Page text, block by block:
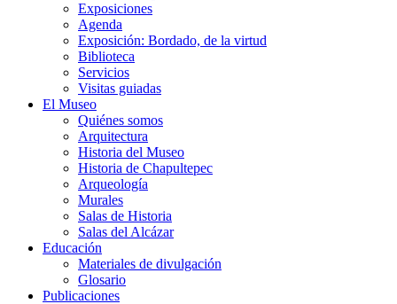
Exposiciones
Agenda
Exposición: Bordado, de la virtud
Biblioteca
Servicios
Visitas guiadas
El Museo
Quiénes somos
Arquitectura
Historia del Museo
Historia de Chapultepec
Arqueología
Murales
Salas de Historia
Salas del Alcázar
Educación
Materiales de divulgación
Glosario
Publicaciones